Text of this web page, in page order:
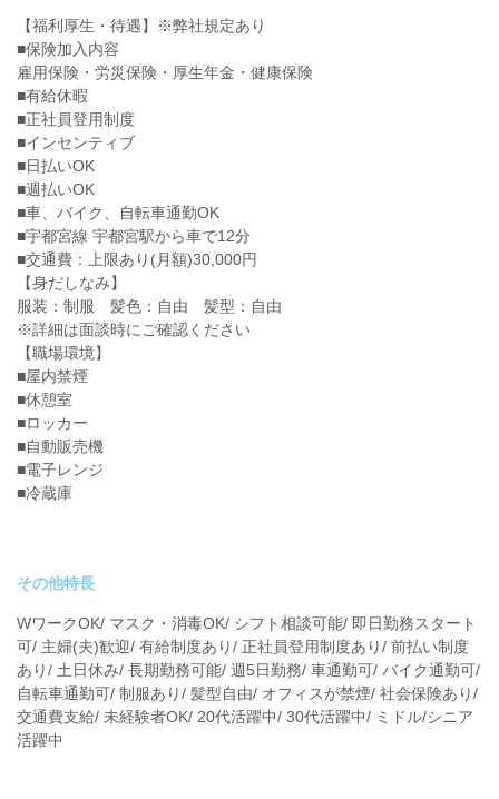
【福利厚生・待遇】※弊社規定あり
■保険加入内容
雇用保険・労災保険・厚生年金・健康保険
■有給休暇
■正社員登用制度
■インセンティブ
■日払いOK
■週払いOK
■車、バイク、自転車通勤OK
■宇都宮線 宇都宮駅から車で12分
■交通費：上限あり(月額)30,000円
【身だしなみ】
服装：制服 髪色：自由 髪型：自由
※詳細は面談時にご確認ください
【職場環境】
■屋内禁煙
■休憩室
■ロッカー
■自動販売機
■電子レンジ
■冷蔵庫
その他特長
WワークOK/ マスク・消毒OK/ シフト相談可能/ 即日勤務スタート
可/ 主婦(夫)歓迎/ 有給制度あり/ 正社員登用制度あり/ 前払い制度
あり/ 土日休み/ 長期勤務可能/ 週5日勤務/ 車通勤可/ バイク通勤可/
自転車通勤可/ 制服あり/ 髪型自由/ オフィスが禁煙/ 社会保険あり/
交通費支給/ 未経験者OK/ 20代活躍中/ 30代活躍中/ ミドル/シニア
活躍中